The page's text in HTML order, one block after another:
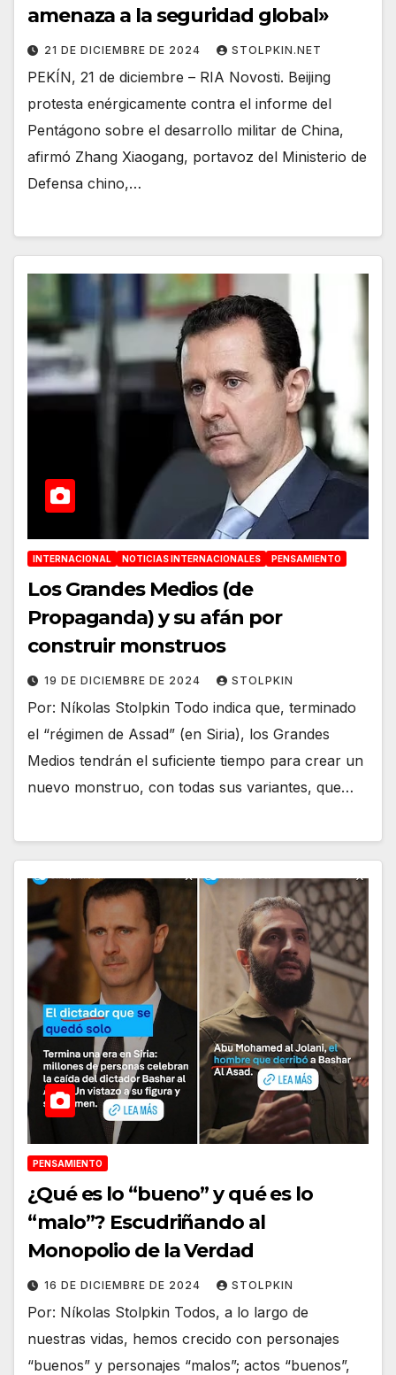
amenaza a la seguridad global»
21 DE DICIEMBRE DE 2024 STOLPKIN.NET
PEKÍN, 21 de diciembre – RIA Novosti. Beijing
protesta enérgicamente contra el informe del
Pentágono sobre el desarrollo militar de China,
afirmó Zhang Xiaogang, portavoz del Ministerio de
Defensa chino,…
INTERNACIONAL NOTICIAS INTERNACIONALES PENSAMIENTO
Los Grandes Medios (de
Propaganda) y su afán por
construir monstruos
19 DE DICIEMBRE DE 2024 STOLPKIN
Por: Níkolas Stolpkin Todo indica que, terminado
el “régimen de Assad” (en Siria), los Grandes
Medios tendrán el suficiente tiempo para crear un
nuevo monstruo, con todas sus variantes, que…
PENSAMIENTO
¿Qué es lo “bueno” y qué es lo
“malo”? Escudriñando al
Monopolio de la Verdad
16 DE DICIEMBRE DE 2024 STOLPKIN
Por: Níkolas Stolpkin Todos, a lo largo de
nuestras vidas, hemos crecido con personajes
“buenos” y personajes “malos”; actos “buenos”,